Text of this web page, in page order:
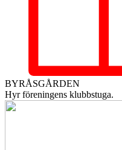
BYRÅSGÅRDEN
Hyr föreningens klubbstuga.